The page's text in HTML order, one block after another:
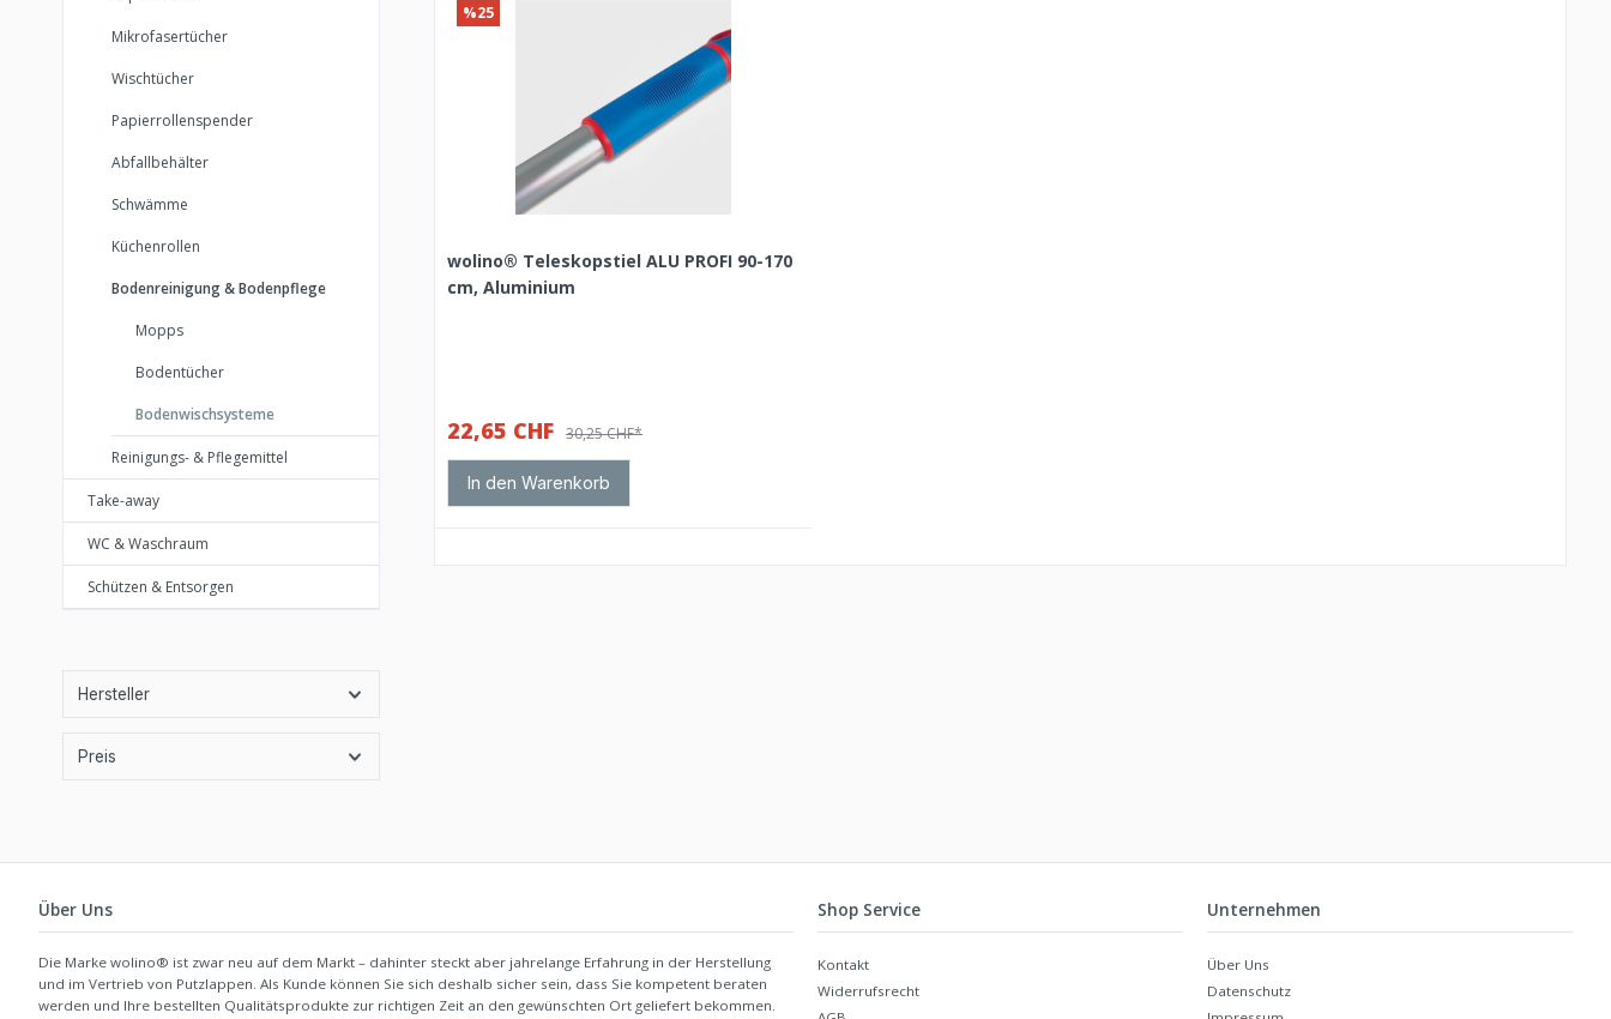
Mikrofasertücher
Wischtücher
Papierrollenspender
Abfallbehälter
Schwämme
Küchenrollen
Bodenreinigung & Bodenpflege
Mopps
Bodentücher
Bodenwischsysteme
Reinigungs- & Pflegemittel
Take-away
WC & Waschraum
Schützen & Entsorgen
Hersteller
Preis
%25
wolino® Teleskopstiel ALU PROFI 90-170
cm, Aluminium
22,65 CHF 30,25 CHF*
In den Warenkorb
Über Uns
Die Marke wolino® ist zwar neu auf dem Markt – dahinter steckt aber jahrelange Erfahrung in der Herstellung
und im Vertrieb von Putzlappen. Als Kunde können Sie sich deshalb sicher sein, dass Sie kompetent beraten
werden und Ihre bestellten Qualitätsprodukte zur richtigen Zeit an den gewünschten Ort geliefert bekommen.
Shop Service
Kontakt
Widerrufsrecht
Unternehmen
Über Uns
Datenschutz